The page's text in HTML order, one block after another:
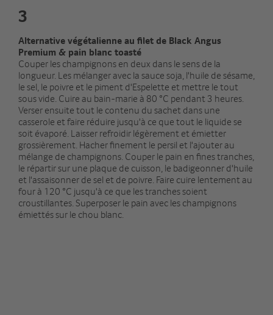
3
Alternative végétalienne au filet de Black Angus
Premium & pain blanc toasté
Couper les champignons en deux dans le sens de la
longueur. Les mélanger avec la sauce soja, l'huile de sésame,
le sel, le poivre et le piment d'Espelette et mettre le tout
sous vide. Cuire au bain-marie à 80 °C pendant 3 heures.
Verser ensuite tout le contenu du sachet dans une
casserole et faire réduire jusqu'à ce que tout le liquide se
soit évaporé. Laisser refroidir légèrement et émietter
grossièrement. Hacher finement le persil et l'ajouter au
mélange de champignons. Couper le pain en fines tranches,
le répartir sur une plaque de cuisson, le badigeonner d'huile
et l'assaisonner de sel et de poivre. Faire cuire lentement au
four à 120 °C jusqu'à ce que les tranches soient
croustillantes. Superposer le pain avec les champignons
émiettés sur le chou blanc.